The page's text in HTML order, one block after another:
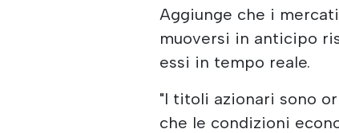
Aggiunge che i
muoversi in anticipo
essi in tempo reale.
"I titoli azionari sono
che le condizioni